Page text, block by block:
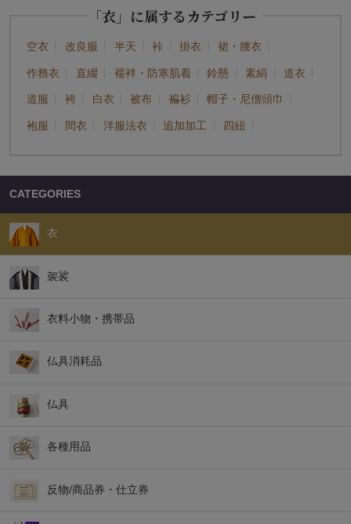
「衣」に属するカテゴリー
空衣 改良服 半天 裃 掛衣 裙・腰衣
作務衣 直綴 襦袢・防寒肌着 鈴懸 素絹 道衣
道服 袴 白衣 被布 褊衫 帽子・尼僧頭巾
袍服 間衣 洋服法衣 追加加工 四紐
CATEGORIES
衣
袈裟
衣料小物・携帯品
仏具消耗品
仏具
各種用品
反物/商品券・仕立券